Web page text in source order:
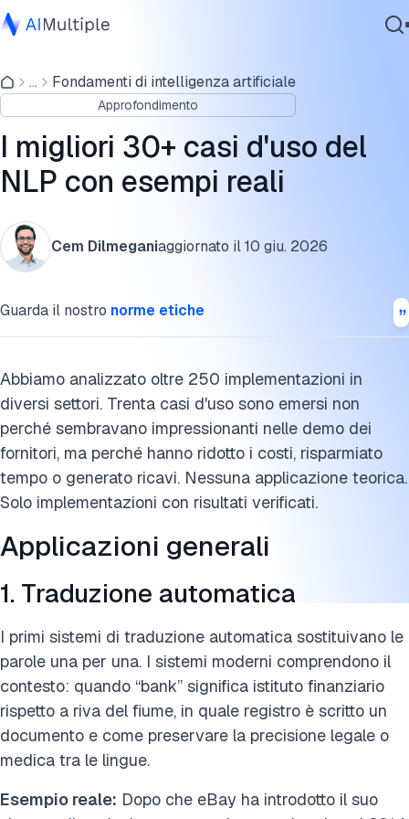
IA Agente
Sicurezza Informatica
Dati
Software Aziendale
Servizi
... Fondamenti di intelligenza artificiale
Approfondimento
I migliori 30+ casi d'uso del
NLP con esempi reali
Cem Dilmeganiaggiornato il10 giu. 2026
Guarda il nostro norme etiche
Abbiamo analizzato oltre 250 implementazioni in
diversi settori. Trenta casi d'uso sono emersi non
perché sembravano impressionanti nelle demo dei
fornitori, ma perché hanno ridotto i costi, risparmiato
tempo o generato ricavi. Nessuna applicazione teorica.
Solo implementazioni con risultati verificati.
Applicazioni generali
1. Traduzione automatica
I primi sistemi di traduzione automatica sostituivano le
parole una per una. I sistemi moderni comprendono il
contesto: quando “bank” significa istituto finanziario
rispetto a riva del fiume, in quale registro è scritto un
documento e come preservare la precisione legale o
medica tra le lingue.
Esempio reale: Dopo che eBay ha introdotto il suo
Retail ed e-commerce
Servizi finanziari casi d'uso
Caso d'uso nel settore legale
Supply chain e operazioni
Tendenze emergenti del NLP
FAQ
Ulteriori letture